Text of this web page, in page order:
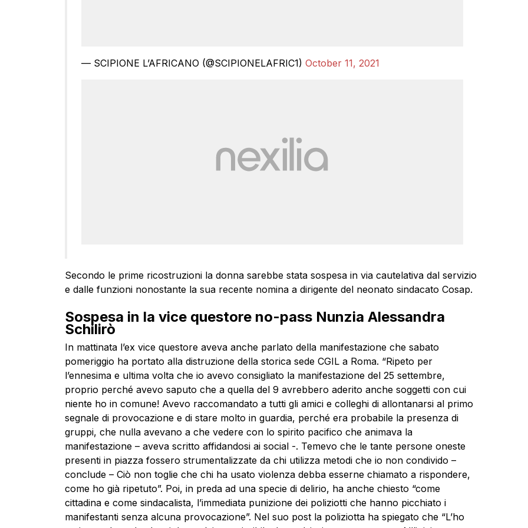
— SCIPIONE L’AFRICANO (@SCIPIONELAFRIC1) October 11, 2021
Secondo le prime ricostruzioni la donna sarebbe stata sospesa in via cautelativa dal servizio
e dalle funzioni nonostante la sua recente nomina a dirigente del neonato sindacato Cosap.
Sospesa in la vice questore no-pass Nunzia Alessandra
Schilirò
In mattinata l’ex vice questore aveva anche parlato della manifestazione che sabato
pomeriggio ha portato alla distruzione della storica sede CGIL a Roma. “Ripeto per
l’ennesima e ultima volta che io avevo consigliato la manifestazione del 25 settembre,
proprio perché avevo saputo che a quella del 9 avrebbero aderito anche soggetti con cui
niente ho in comune! Avevo raccomandato a tutti gli amici e colleghi di allontanarsi al primo
segnale di provocazione e di stare molto in guardia, perché era probabile la presenza di
gruppi, che nulla avevano a che vedere con lo spirito pacifico che animava la
manifestazione – aveva scritto affidandosi ai social -. Temevo che le tante persone oneste
presenti in piazza fossero strumentalizzate da chi utilizza metodi che io non condivido –
conclude – Ciò non toglie che chi ha usato violenza debba esserne chiamato a rispondere,
come ho già ripetuto”. Poi, in preda ad una specie di delirio, ha anche chiesto “come
cittadina e come sindacalista, l’immediata punizione dei poliziotti che hanno picchiato i
manifestanti senza alcuna provocazione”. Nel suo post la poliziotta ha spiegato che “L’ho